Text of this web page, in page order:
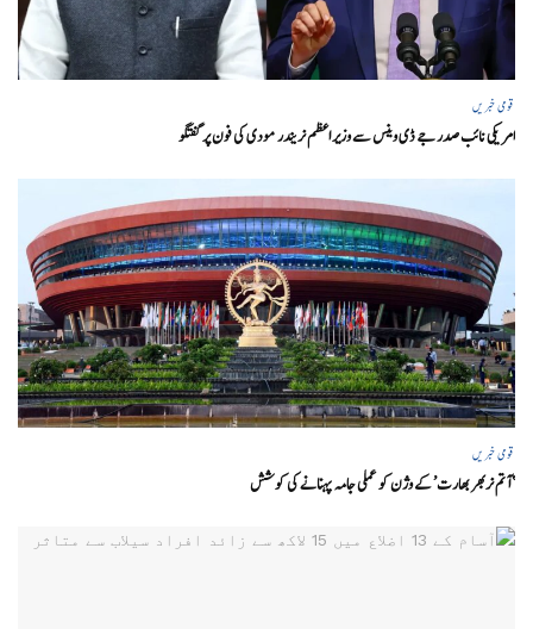
قومی خبریں
امریکی نائب صدر جے ڈی وینس سے وزیر اعظم نریندر مودی کی فون پر گفتگو
قومی خبریں
‘ آتم نربھر بھارت’ کے وژن کو عملی جامہ پہنانے کی کوشش